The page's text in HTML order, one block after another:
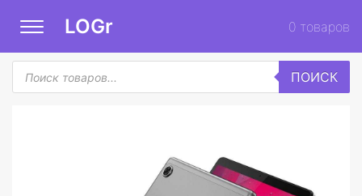
LOGr 0 товаров
Поиск
товаров
ПОИСК